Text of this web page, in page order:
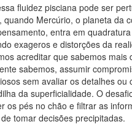
fluidez pisciana pode ser
quando Mercúrio, o planeta da
entra em
exageros e distorções da
acreditar que sabemos mais
sabemos, assumir
sem avaliar os detalhes ou
da superficialidade. O
os pés no chão e filtrar as
tomar decisões precipitadas.